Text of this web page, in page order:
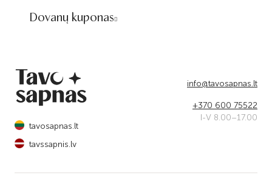
Dovanų kuponas
info@tavosapnas.lt
+370 600 75522
I-V 8.00–17.00
tavosapnas.lt
tavssapnis.lv